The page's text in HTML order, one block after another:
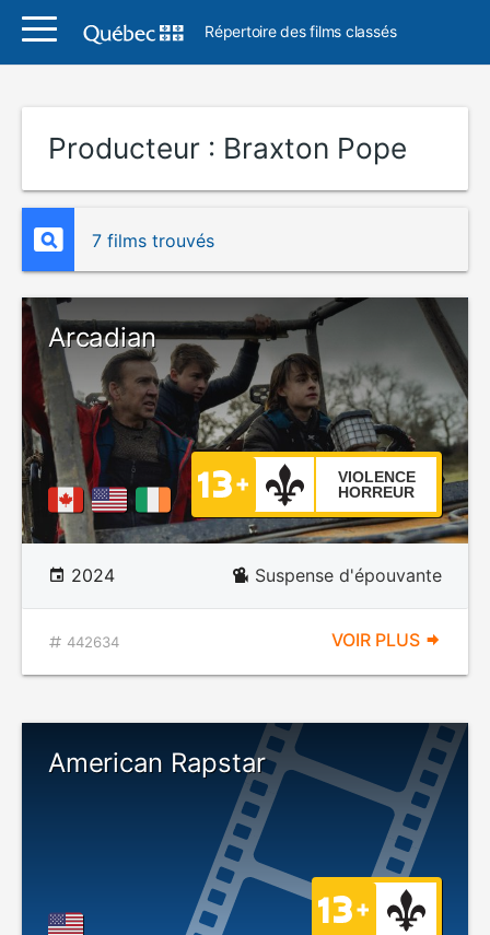
Répertoire des films classés
Producteur : Braxton Pope
7 films trouvés
Arcadian
VIOLENCE
HORREUR
2024 Suspense d'épouvante
442634 VOIR PLUS
American Rapstar